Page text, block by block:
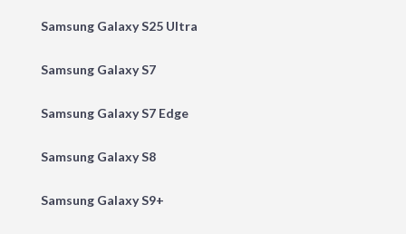
Samsung Galaxy S25 Ultra
Samsung Galaxy S7
Samsung Galaxy S7 Edge
Samsung Galaxy S8
Samsung Galaxy S9+